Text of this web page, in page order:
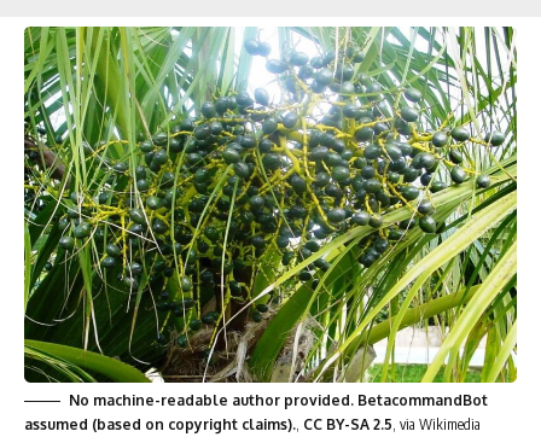
No machine-readable author provided. BetacommandBot
assumed (based on copyright claims). CC BY-SA 2.5 , via Wikimedia